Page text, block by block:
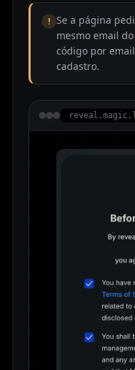
! Se a página
mesmo email
código por
cadastro.